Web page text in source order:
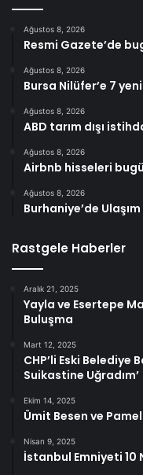
Ağustos 8, 2026
Resmi Gazete’de
Ağustos 8, 2026
Bursa Nilüfer’e 7
Ağustos 8, 2026
ABD tarım dışı
Ağustos 8, 2026
Airbnb hisseleri
Ağustos 8, 2026
Burhaniye’de
Rastgele Haberler
Aralık 21, 2025
Yayla ve Esertepe
Buluşma
Mart 12, 2025
CHP’li Eski Belediye
Suikastine Uğradım’
Ekim 14, 2025
Ümit Besen ve
Nisan 9, 2025
İstanbul Emniyeti 10